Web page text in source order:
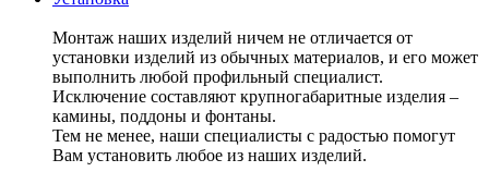
Монтаж наших изделий ничем не отличается от
установки изделий из обычных материалов, и его может
выполнить любой профильный специалист.
Исключение составляют крупногабаритные изделия –
камины, поддоны и фонтаны.
Тем не менее, наши специалисты с радостью помогут
Вам установить любое из наших изделий.